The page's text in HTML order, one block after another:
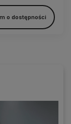
o dostępności